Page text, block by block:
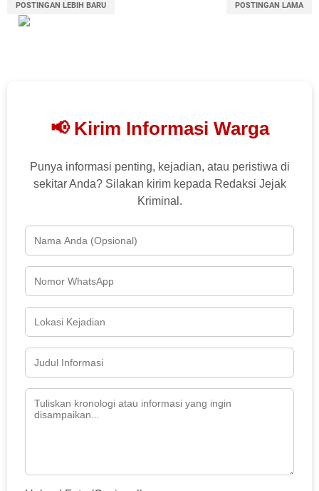
POSTINGAN LEBIH BARU POSTINGAN LAMA
📢 Kirim Informasi Warga
Punya informasi penting, kejadian, atau peristiwa di
sekitar Anda? Silakan kirim kepada Redaksi Jejak
Kriminal.